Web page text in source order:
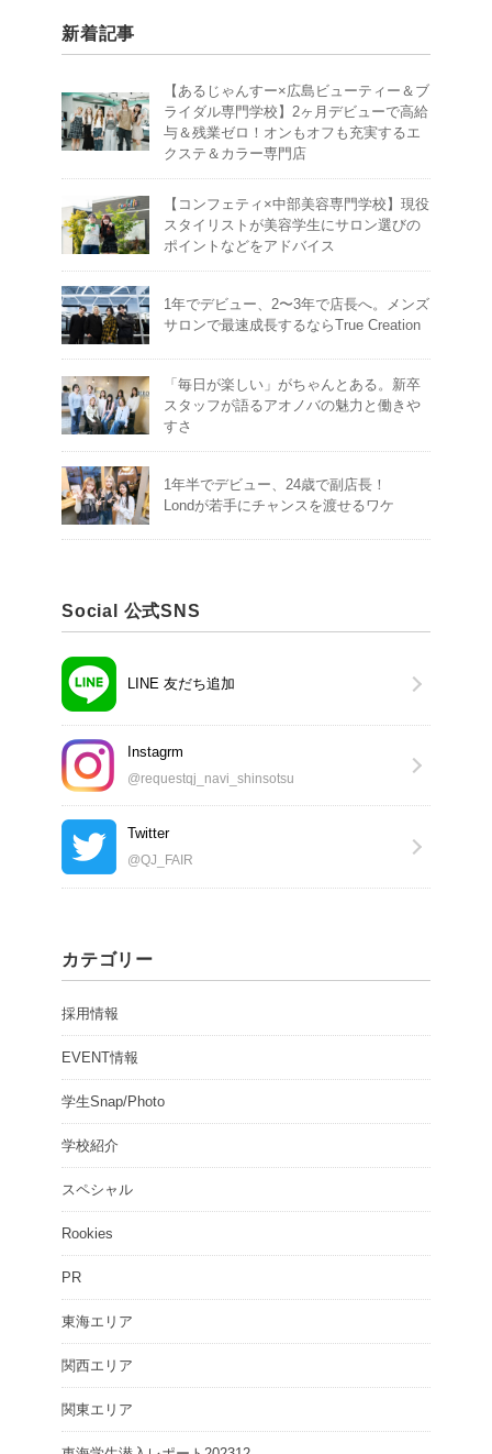
新着記事
【あるじゃんすー×広島ビューティー＆ブ
ライダル専門学校】2ヶ月デビューで高給
与＆残業ゼロ！オンもオフも充実するエ
クステ＆カラー専門店
【コンフェティ×中部美容専門学校】現役
スタイリストが美容学生にサロン選びの
ポイントなどをアドバイス
1年でデビュー、2〜3年で店長へ。メンズ
サロンで最速成長するならTrue Creation
「毎日が楽しい」がちゃんとある。新卒
スタッフが語るアオノバの魅力と働きや
すさ
1年半でデビュー、24歳で副店長！
Londが若手にチャンスを渡せるワケ
Social 公式SNS
LINE 友だち追加
Instagrm
@requestqj_navi_shinsotsu
Twitter
@QJ_FAIR
カテゴリー
採用情報
EVENT情報
学生Snap/Photo
学校紹介
スペシャル
Rookies
PR
東海エリア
関西エリア
関東エリア